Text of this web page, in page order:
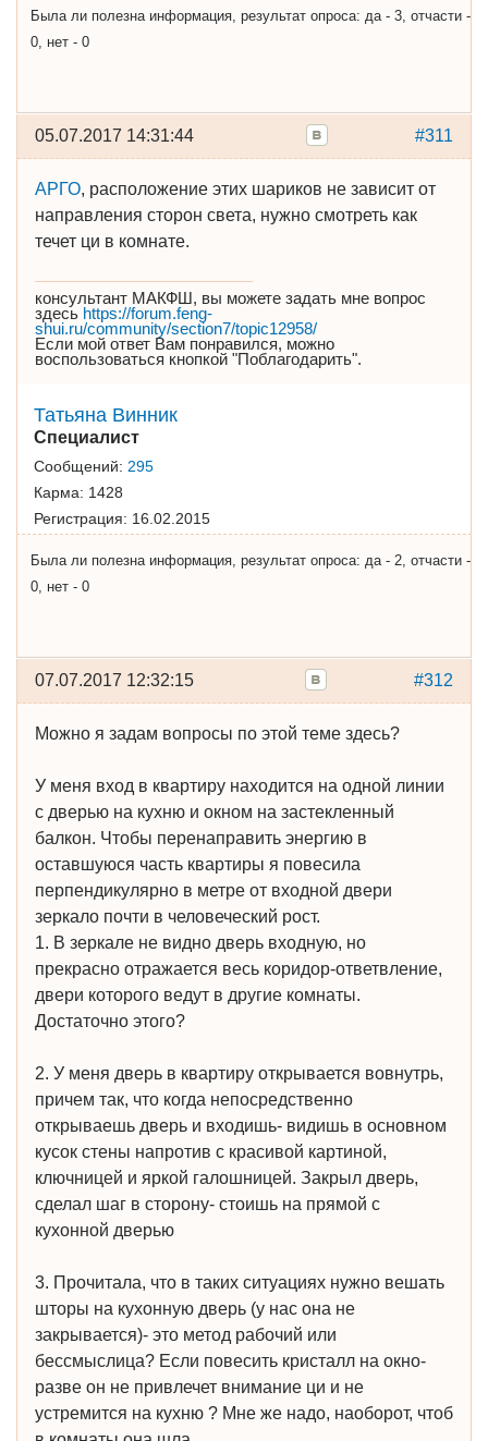
Была ли полезна информация, результат опроса: да - 3, отчасти -
0, нет - 0
#311
05.07.2017 14:31:44
АРГО, расположение этих шариков не зависит от
направления сторон света, нужно смотреть как
течет ци в комнате.
консультант МАКФШ, вы можете задать мне вопрос
здесь https://forum.feng-
shui.ru/community/section7/topic12958/
Если мой ответ Вам понравился, можно
воспользоваться кнопкой "Поблагодарить".
Татьяна Винник
Специалист
Сообщений: 295
Карма: 1428
Регистрация: 16.02.2015
Была ли полезна информация, результат опроса: да - 2, отчасти -
0, нет - 0
#312
07.07.2017 12:32:15
Можно я задам вопросы по этой теме здесь?
У меня вход в квартиру находится на одной линии
с дверью на кухню и окном на застекленный
балкон. Чтобы перенаправить энергию в
оставшуюся часть квартиры я повесила
перпендикулярно в метре от входной двери
зеркало почти в человеческий рост.
1. В зеркале не видно дверь входную, но
прекрасно отражается весь коридор-ответвление,
двери которого ведут в другие комнаты.
Достаточно этого?
2. У меня дверь в квартиру открывается вовнутрь,
причем так, что когда непосредственно
открываешь дверь и входишь- видишь в основном
кусок стены напротив с красивой картиной,
ключницей и яркой галошницей. Закрыл дверь,
сделал шаг в сторону- стоишь на прямой с
кухонной дверью
3. Прочитала, что в таких ситуациях нужно вешать
шторы на кухонную дверь (у нас она не
закрывается)- это метод рабочий или
бессмыслица? Если повесить кристалл на окно-
разве он не привлечет внимание ци и не
устремится на кухню ? Мне же надо, наоборот, чтоб